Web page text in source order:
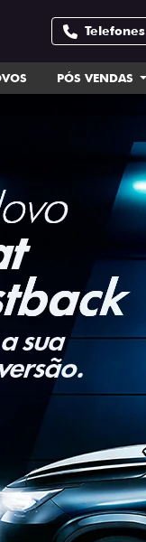
Telefones
PÓS VENDAS